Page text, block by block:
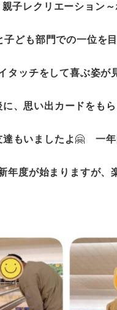
親子レクリエーション
子ども部門での一位を
タッチをして喜ぶ姿が
、思い出カードをも
達もいましたよ 🤗 一
年度が始まりますが、